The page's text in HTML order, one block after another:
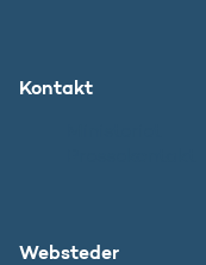
Kontakt
Websteder